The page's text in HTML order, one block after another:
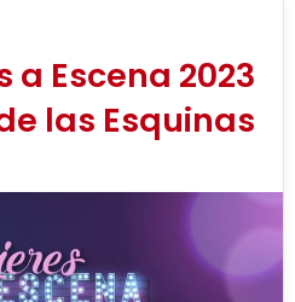
a Escena 2023
las Esquinas